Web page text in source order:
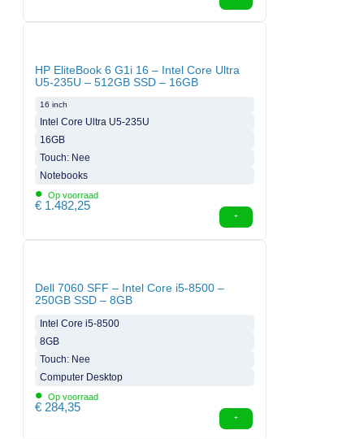
HP EliteBook 6 G1i 16 – Intel Core Ultra
U5-235U – 512GB SSD – 16GB
16 inch
Intel Core Ultra U5-235U
16GB
Touch: Nee
Notebooks
• Op voorraad
€ 1.482,25
Dell 7060 SFF – Intel Core i5-8500 –
250GB SSD – 8GB
Intel Core i5-8500
8GB
Touch: Nee
Computer Desktop
• Op voorraad
€ 284,35